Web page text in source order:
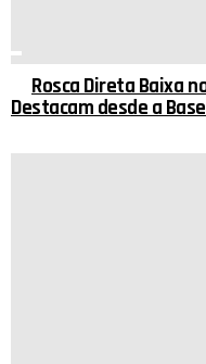
Rosca Direta Baixa
Destacam desde a Base